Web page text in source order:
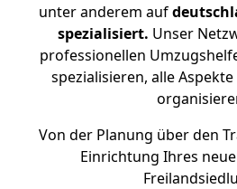
unter anderem auf
spezialisiert. Unser
professionellen
spezialisieren, alle
Von der Planung über den
Einrichtung Ihres